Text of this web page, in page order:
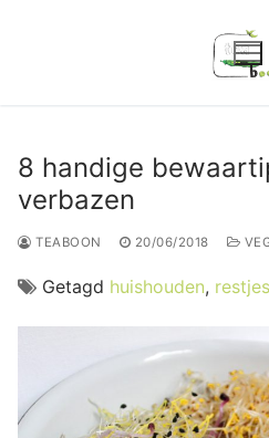
8 handige
verbazen
TEABOON 20/06/2018
Getagd huishouden,